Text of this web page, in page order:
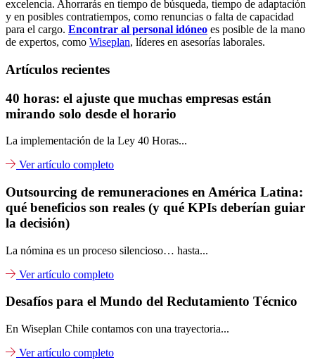
excelencia. Ahorrarás en tiempo de búsqueda, tiempo de adaptación
y en posibles contratiempos, como renuncias o falta de capacidad
para el cargo. Encontrar al personal idóneo es posible de la mano
de expertos, como Wiseplan, líderes en asesorías laborales.
Artículos recientes
40 horas: el ajuste que muchas empresas están
mirando solo desde el horario
La implementación de la Ley 40 Horas...
Ver artículo completo
Outsourcing de remuneraciones en América Latina:
qué beneficios son reales (y qué KPIs deberían guiar
la decisión)
La nómina es un proceso silencioso… hasta...
Ver artículo completo
Desafíos para el Mundo del Reclutamiento Técnico
En Wiseplan Chile contamos con una trayectoria...
Ver artículo completo